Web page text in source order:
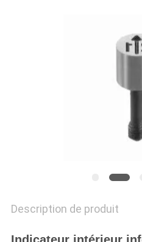
Description de produit